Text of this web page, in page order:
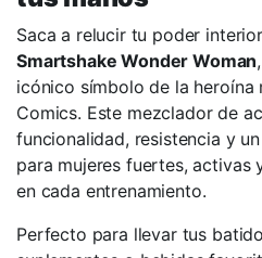
Saca a relucir tu poder
Smartshake Wonder Woman
icónico símbolo de la heroína
Comics. Este mezclador de
funcionalidad, resistencia y
para mujeres fuertes,
en cada entrenamiento.
Perfecto para llevar tus